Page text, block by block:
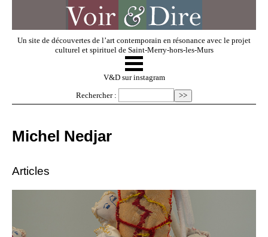
Un site de découvertes de l’art contemporain en résonance avec le projet
culturel et spirituel de Saint-Merry-hors-les-Murs
V & D
Regarder
Dossiers
☰
V&D sur instagram
Rechercher :
Michel Nedjar
Articles